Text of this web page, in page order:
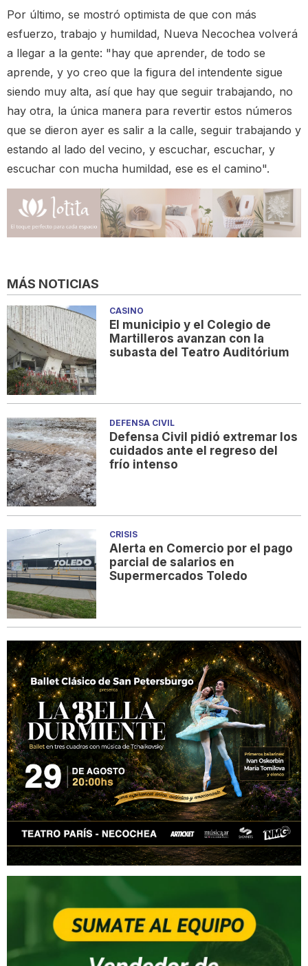
Por último, se mostró optimista de que con más
esfuerzo, trabajo y humildad, Nueva Necochea volverá
a llegar a la gente: "hay que aprender, de todo se
aprende, y yo creo que la figura del intendente sigue
siendo muy alta, así que hay que seguir trabajando, no
hay otra, la única manera para revertir estos números
que se dieron ayer es salir a la calle, seguir trabajando y
estando al lado del vecino, y escuchar, escuchar, y
escuchar con mucha humildad, ese es el camino".
MÁS NOTICIAS
CASINO
El municipio y el Colegio de
Martilleros avanzan con la
subasta del Teatro Auditórium
DEFENSA CIVIL
Defensa Civil pidió extremar los
cuidados ante el regreso del
frío intenso
CRISIS
Alerta en Comercio por el pago
parcial de salarios en
Supermercados Toledo